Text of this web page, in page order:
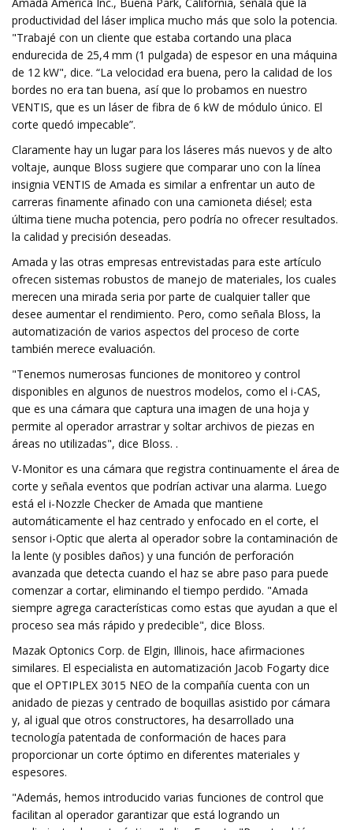
productividad del láser implica mucho más que solo la potencia.
"Trabajé con un cliente que estaba cortando una placa
endurecida de 25,4 mm (1 pulgada) de espesor en una máquina
de 12 kW", dice. “La velocidad era buena, pero la calidad de los
bordes no era tan buena, así que lo probamos en nuestro
VENTIS, que es un láser de fibra de 6 kW de módulo único. El
corte quedó impecable”.
Claramente hay un lugar para los láseres más nuevos y de alto
voltaje, aunque Bloss sugiere que comparar uno con la línea
insignia VENTIS de Amada es similar a enfrentar un auto de
carreras finamente afinado con una camioneta diésel; esta
última tiene mucha potencia, pero podría no ofrecer resultados.
la calidad y precisión deseadas.
Amada y las otras empresas entrevistadas para este artículo
ofrecen sistemas robustos de manejo de materiales, los cuales
merecen una mirada seria por parte de cualquier taller que
desee aumentar el rendimiento. Pero, como señala Bloss, la
automatización de varios aspectos del proceso de corte
también merece evaluación.
"Tenemos numerosas funciones de monitoreo y control
disponibles en algunos de nuestros modelos, como el i-CAS,
que es una cámara que captura una imagen de una hoja y
permite al operador arrastrar y soltar archivos de piezas en
áreas no utilizadas", dice Bloss. .
V-Monitor es una cámara que registra continuamente el área de
corte y señala eventos que podrían activar una alarma. Luego
está el i-Nozzle Checker de Amada que mantiene
automáticamente el haz centrado y enfocado en el corte, el
sensor i-Optic que alerta al operador sobre la contaminación de
la lente (y posibles daños) y una función de perforación
avanzada que detecta cuando el haz se abre paso para puede
comenzar a cortar, eliminando el tiempo perdido. "Amada
siempre agrega características como estas que ayudan a que el
proceso sea más rápido y predecible", dice Bloss.
Mazak Optonics Corp. de Elgin, Illinois, hace afirmaciones
similares. El especialista en automatización Jacob Fogarty dice
que el OPTIPLEX 3015 NEO de la compañía cuenta con un
anidado de piezas y centrado de boquillas asistido por cámara
y, al igual que otros constructores, ha desarrollado una
tecnología patentada de conformación de haces para
proporcionar un corte óptimo en diferentes materiales y
espesores.
"Además, hemos introducido varias funciones de control que
facilitan al operador garantizar que está logrando un